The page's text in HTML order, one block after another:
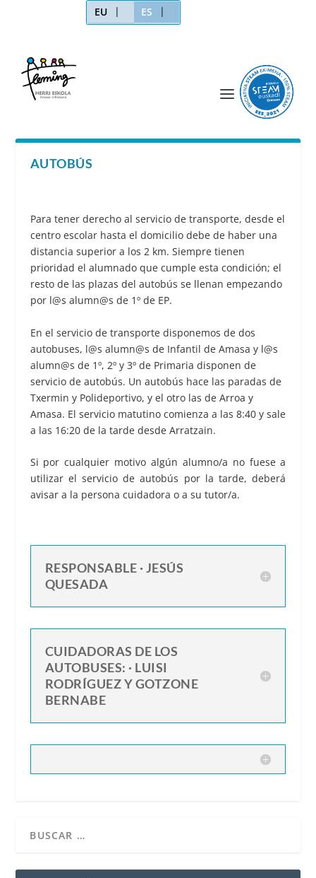
EU ES
AUTOBÚS
Para tener derecho al servicio de transporte, desde el
centro escolar hasta el domicilio debe de haber una
distancia superior a los 2 km. Siempre tienen
prioridad el alumnado que cumple esta condición; el
resto de las plazas del autobús se llenan empezando
por l@s alumn@s de 1º de EP.
En el servicio de transporte disponemos de dos
autobuses, l@s alumn@s de Infantil de Amasa y l@s
alumn@s de 1º, 2º y 3º de Primaria disponen de
servicio de autobús. Un autobús hace las paradas de
Txermin y Polideportivo, y el otro las de Arroa y
Amasa. El servicio matutino comienza a las 8:40 y sale
a las 16:20 de la tarde desde Arratzain.
Si por cualquier motivo algún alumno/a no fuese a
utilizar el servicio de autobús por la tarde, deberá
avisar a la persona cuidadora o a su tutor/a.
RESPONSABLE · JESÚS
QUESADA
CUIDADORAS DE LOS
AUTOBUSES: · LUISI
RODRÍGUEZ Y GOTZONE
BERNABE